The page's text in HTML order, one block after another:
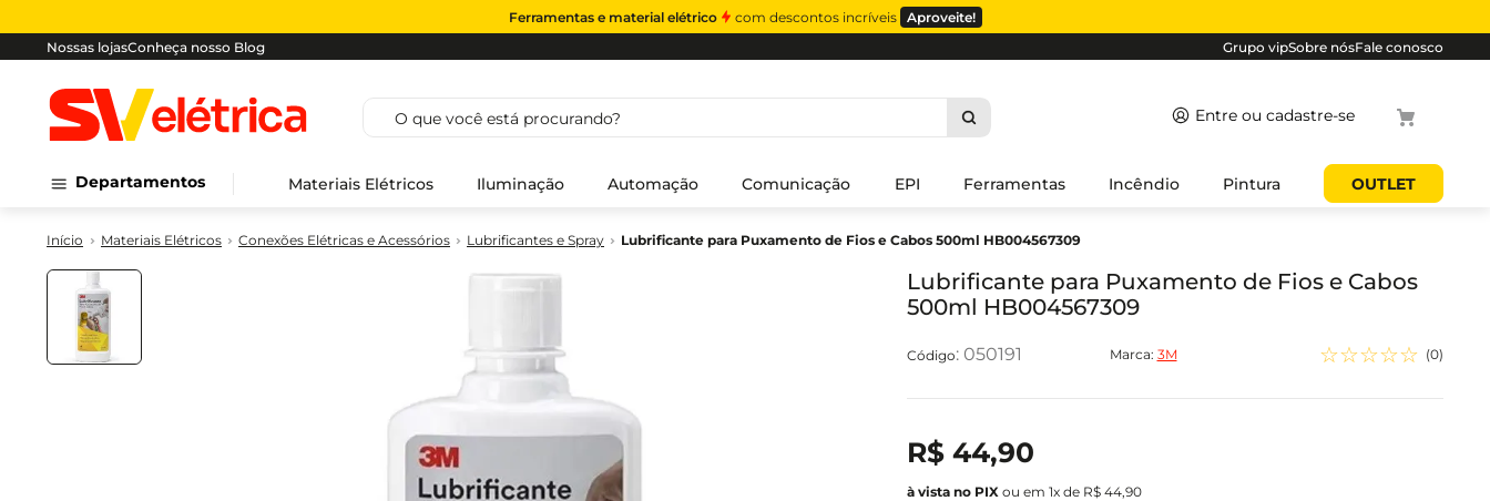
Ferramentas e material elétrico com descontos incríveis Aproveite!
Nossas lojasConheça nosso Blog Grupo vipSobre nósFale conosco
O que você está procurando?
Departamentos Materiais Elétricos Iluminação Automação Comunicação EPI Ferramentas Incêndio Pintura OUTLET
Materiais Elétricos Conexões Elétricas e Acessórios Lubrificantes e Spray Lubrificante para Puxamento de Fios e Cabos 500ml HB004567309
Lubrificante para Puxamento de Fios e Cabos
500ml HB004567309
: 050191 Marca: 3M ☆☆☆☆☆ (0)
R$ 44,90
ou em 1x de R$ 44,90
1º
cabo
2º luminaria
3º tomada
4